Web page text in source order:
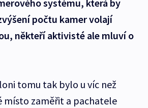
systému, která by
počtu kamer volají
někteří aktivisté ale mluví o
tomu tak bylo u víc než
místo zaměřit a pachatele